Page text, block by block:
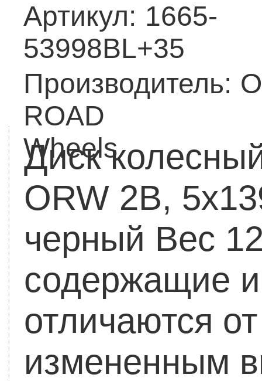
Артикул: 1665-
53998BL+35
Производитель:
ROAD
Wheels
Диск
ORW 2B,
черный Вес
содержащие
отличаются
измененным